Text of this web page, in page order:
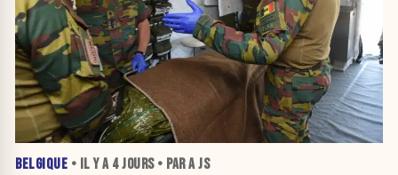
BELGIQUE • IL Y A 4 JOURS• PAR A JS